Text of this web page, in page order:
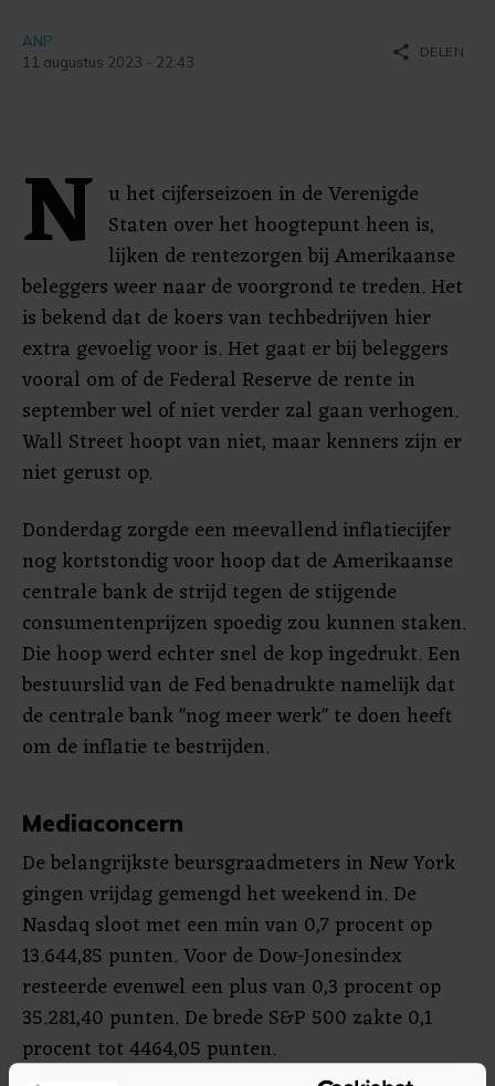
ANP
11 augustus 2023 - 22:43
share DELEN
N u het cijferseizoen in de Verenigde
Staten over het hoogtepunt heen is,
lijken de rentezorgen bij Amerikaanse
beleggers weer naar de voorgrond te treden. Het
is bekend dat de koers van techbedrijven hier
extra gevoelig voor is. Het gaat er bij beleggers
vooral om of de Federal Reserve de rente in
september wel of niet verder zal gaan verhogen.
Wall Street hoopt van niet, maar kenners zijn er
niet gerust op.
Donderdag zorgde een meevallend inflatiecijfer
nog kortstondig voor hoop dat de Amerikaanse
centrale bank de strijd tegen de stijgende
consumentenprijzen spoedig zou kunnen staken.
Die hoop werd echter snel de kop ingedrukt. Een
bestuurslid van de Fed benadrukte namelijk dat
de centrale bank "nog meer werk" te doen heeft
om de inflatie te bestrijden.
Mediaconcern
De belangrijkste beursgraadmeters in New York
gingen vrijdag gemengd het weekend in. De
Nasdaq sloot met een min van 0,7 procent op
13.644,85 punten. Voor de Dow-Jonesindex
resteerde evenwel een plus van 0,3 procent op
35.281,40 punten. De brede S&P 500 zakte 0,1
procent tot 4464,05 punten.